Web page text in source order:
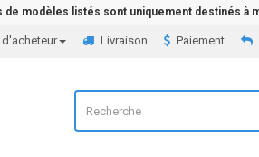
modèles listés sont uniquement destinés
Paiement
Livraison
d'acheteur